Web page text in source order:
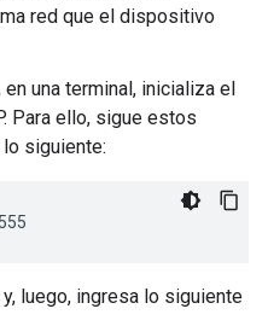
red que el dispositivo
en una terminal, inicializa el
Para ello, sigue estos
siguiente:
luego, ingresa lo siguiente